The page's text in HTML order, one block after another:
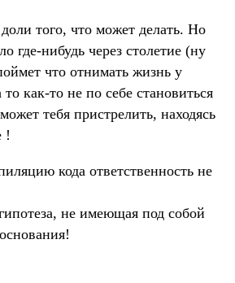
того, что может делать. Но
где-нибудь через столетие (ну
что отнимать жизнь у
то как-то не по себе становиться
тебя пристрелить, находясь
!
кода ответственность не
не имеющая под собой